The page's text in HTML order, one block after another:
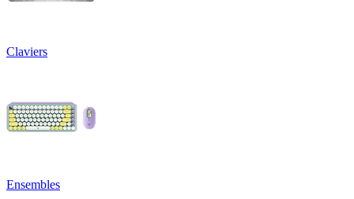
Claviers
Ensembles